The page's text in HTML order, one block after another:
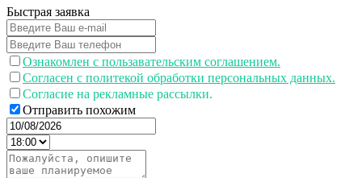
Быстрая заявка
Ознакомлен с пользавательским соглашением.
Согласен с политекой обработки персональных данных.
Согласие на рекламные рассылки.
Отправить похожим